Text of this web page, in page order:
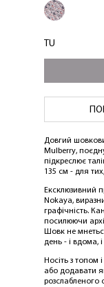
TU
Довгий
Mulberry,
підкреслює
135 см - для
Ексклюзивний
Nokaya,
графічність.
посилюючи
Шовк не
день - і вдома,
Носіть з топом
або додавати
розслабленого